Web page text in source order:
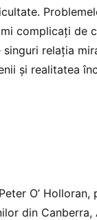
complicați de
relația
și realitatea
O’
din